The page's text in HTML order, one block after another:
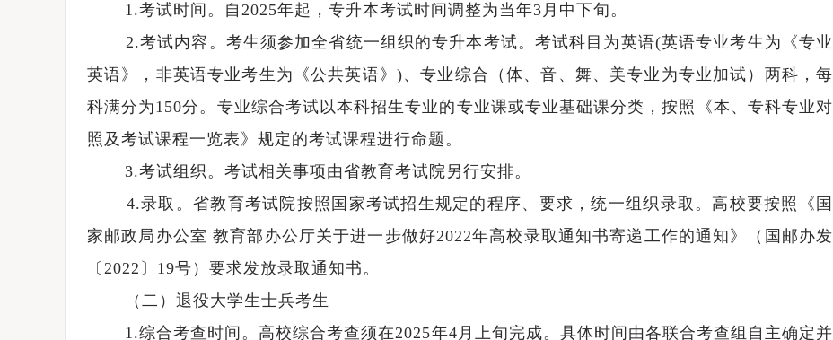
1.考试时间。自2025年起，专升本考试时间调整为当年3月中下旬。
2.考试内容。考生须参加全省统一组织的专升本考试。考试科目为英语(英语专业考生为《专业
英语》，非英语专业考生为《公共英语》)、专业综合（体、音、舞、美专业为专业加试）两科，每
科满分为150分。专业综合考试以本科招生专业的专业课或专业基础课分类，按照《本、专科专业对
照及考试课程一览表》规定的考试课程进行命题。
3.考试组织。考试相关事项由省教育考试院另行安排。
4.录取。省教育考试院按照国家考试招生规定的程序、要求，统一组织录取。高校要按照《国
家邮政局办公室 教育部办公厅关于进一步做好2022年高校录取通知书寄递工作的通知》（国邮办发
〔2022〕19号）要求发放录取通知书。
（二）退役大学生士兵考生
1.综合考查时间。高校综合考查须在2025年4月上旬完成。具体时间由各联合考查组自主确定并